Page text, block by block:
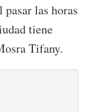
las horas
tiene
Tifany.